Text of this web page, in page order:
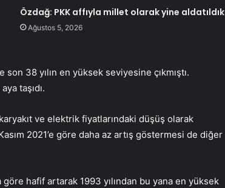
Özdağ: PKK affıyla millet olarak yine aldatıldık
Ağustos 5, 2026
38 yılın en yüksek seviyesine çıkmıştı.
taşıdı.
ve elektrik fiyatlarındaki düşüş olarak
2021’e göre daha az artış göstermesi de diğer
hafif artarak 1993 yılından bu yana en yüksek